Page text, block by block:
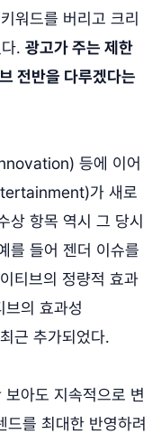
워드를 버리고 크리
. 광고가 주는 제한
전반을 다루겠다는
등에 이어
가 새로
상 항목 역시 그 당시
를 들어 젠더 이슈를
티브의 정량적 효과
브의 효과성
근 추가되었다.
아도 지속적으로 변
드를 최대한 반영하려